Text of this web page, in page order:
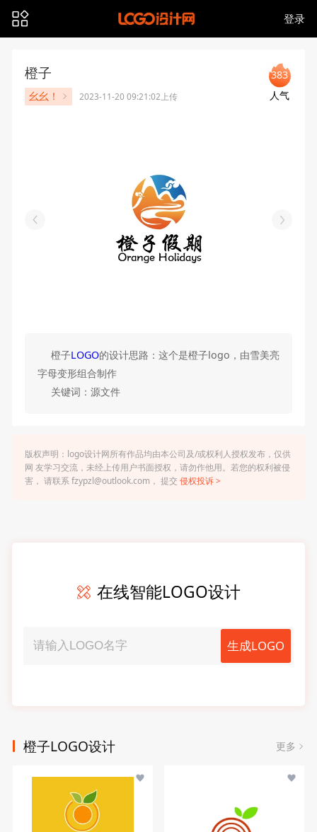
登录
橙子
幺幺！ 2023-11-20 09:21:02上传
383
人气
橙子LOGO的设计思路：这个是橙子logo，由雪美亮
字母变形组合制作
关键词：源文件
版权声明：logo设计网所有作品均由本公司及/或权利人授权发布，仅供
网 友学习交流，未经上传用户书面授权，请勿作他用。若您的权利被侵
害， 请联系 fzypzl@outlook.com， 提交 侵权投诉 >
在线智能LOGO设计
生成LOGO
橙子LOGO设计 更多